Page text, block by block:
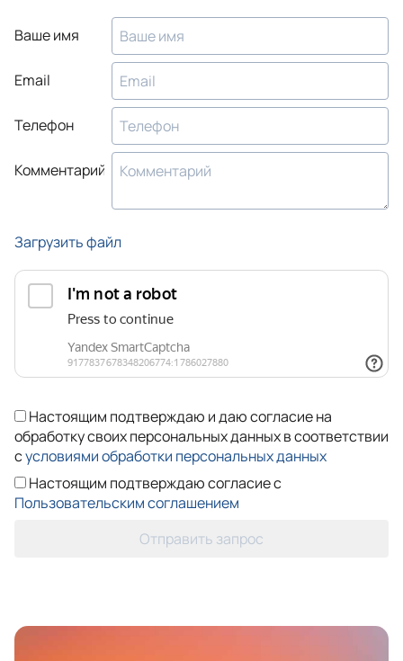
Ваше имя
Email
Телефон
Комментарий
Загрузить файл
Настоящим подтверждаю и даю согласие на
обработку своих персональных данных в соответствии
сусловиями обработки персональных данных
Настоящим подтверждаю согласие с
Пользовательским соглашением
Отправить запрос